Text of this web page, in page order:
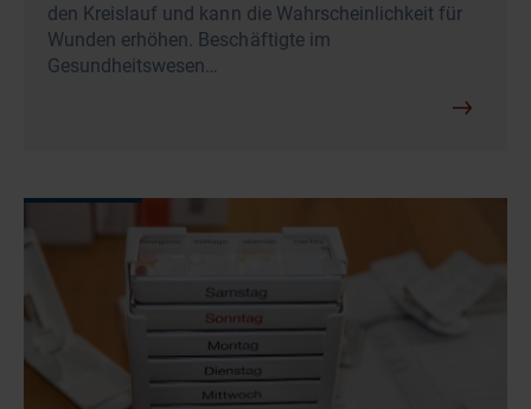
den Kreislauf und kann die Wahrscheinlichkeit für
Wunden erhöhen. Beschäftigte im
Gesundheitswesen…